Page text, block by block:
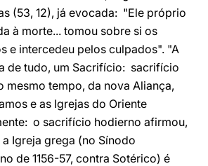
(53, 12), já evocada: "Ele próprio
à morte... tomou sobre si os
e intercedeu pelos culpados". "A
de tudo, um Sacrifício: sacrifício
mesmo tempo, da nova Aliança,
e as Igrejas do Oriente
o sacrifício hodierno afirmou,
Igreja grega (no Sínodo
de 1156-57, contra Sotérico) é